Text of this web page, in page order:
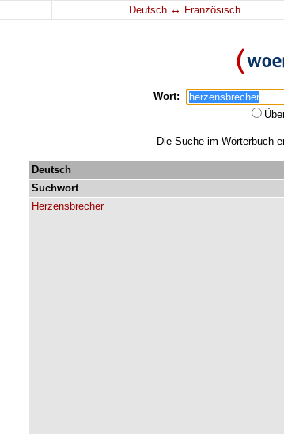
Deutsch ↔ Französisch
Wort:
Die Suche im Wörterbuch
Deutsch
Suchwort
Herzensbrecher